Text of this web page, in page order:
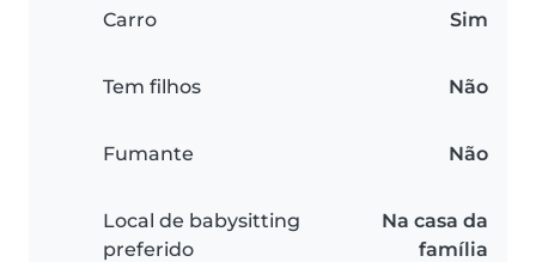
Carro Sim
Tem filhos Não
Fumante Não
Local de babysitting
preferido
Na casa da
família